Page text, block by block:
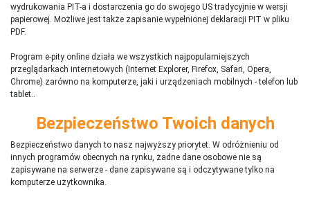
wydrukowania PIT-a i dostarczenia go do swojego US tradycyjnie w wersji
papierowej. Możliwe jest także zapisanie wypełnionej deklaracji PIT w pliku
PDF.
Program e-pity online działa we wszystkich najpopularniejszych
przeglądarkach internetowych (Internet Explorer, Firefox, Safari, Opera,
Chrome) zarówno na komputerze, jaki i urządzeniach mobilnych - telefon lub
tablet..
Bezpieczeństwo Twoich danych
Bezpieczeństwo danych to nasz najwyższy priorytet. W odróżnieniu od
innych programów obecnych na rynku, żadne dane osobowe nie są
zapisywane na serwerze - dane zapisywane są i odczytywane tylko na
komputerze użytkownika.